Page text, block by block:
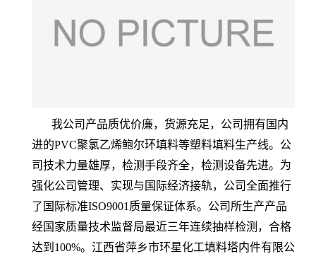
我公司产品质优价廉，货源充足，公司拥有国内
进的PVC聚氯乙烯鲍尔环填料等塑料填料生产线。公
司技术力量雄厚，检测手段齐全，检测设备先进。为
强化公司管理、实现与国际经济接轨，公司全面推行
了国际标准ISO9001质量保证体系。公司所生产产品
经国家质量技术监督局最近三年连续抽样检测，合格
达到100%。江西省萍乡市环星化工填料塔内件有限公